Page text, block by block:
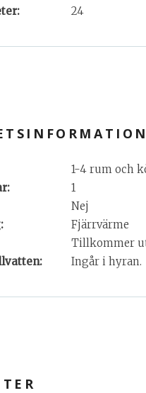
24
1-4 rum och
1
Nej
Fjärrvärme
Tillkommer
Ingår i hyran.